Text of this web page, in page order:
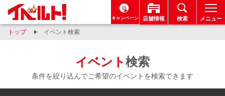
キャンペーン 店舗情報 検索 メニュー
トップ イベント検索
イベント検索
条件を絞り込んでご希望のイベントを検索できます